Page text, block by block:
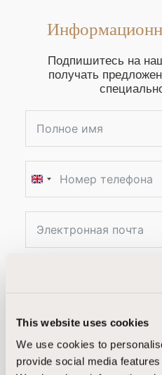
This website uses cookies
We use cookies to
provide social media
Подпишитесь на
получать
U
i
t
i
n
g
Я прочитал(а) и